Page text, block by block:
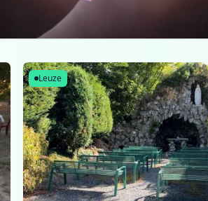
Leuze